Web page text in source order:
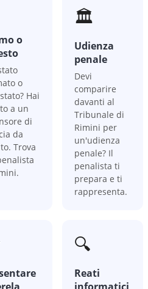
o
o
Hai
a un
di
da
Trova
🏛️
Udienza
penale
Devi
comparire
davanti al
Tribunale di
Rimini per
un'udienza
penale? Il
penalista ti
prepara e ti
rappresenta.
🔍
Reati